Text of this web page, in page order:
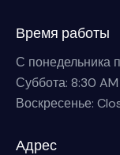
Время работы
С понедельника
Суббота: 8:30
Воскресенье:
Адрес